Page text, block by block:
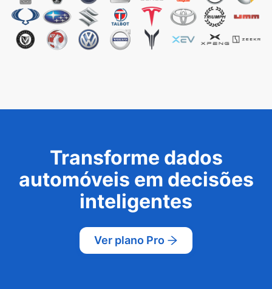
Transforme dados
automóveis em decisões
inteligentes
Ver plano Pro